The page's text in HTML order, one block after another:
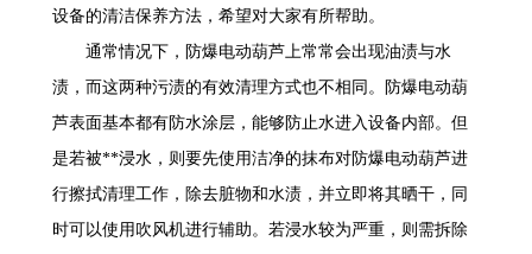
设备的清洁保养方法，希望对大家有所帮助。
通常情况下，防爆电动葫芦上常常会出现油渍与水
渍，而这两种污渍的有效清理方式也不相同。防爆电动葫
芦表面基本都有防水涂层，能够防止水进入设备内部。但
是若被**浸水，则要先使用洁净的抹布对防爆电动葫芦进
行擦拭清理工作，除去脏物和水渍，并立即将其晒干，同
时可以使用吹风机进行辅助。若浸水较为严重，则需拆除